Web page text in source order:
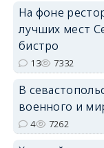
На фоне
лучших мест
бистро
13 7332
В
военного и
4 7262